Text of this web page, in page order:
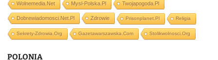
Wolnemedia.net Mysl-Polska.pl Twojapogoda.pl
Dobrewiadomosci.net.pl Zdrowie Prisonplanet.pl Religia
Sekrety-Zdrowia.org Gazetawarszawska.com Stolikwolnosci.org
POLONIA